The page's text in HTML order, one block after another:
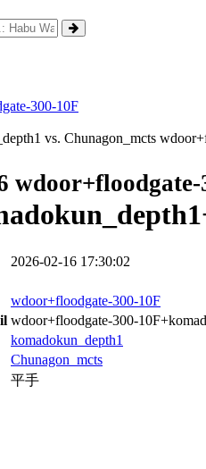
300-10F
vs. Chunagon_mcts
wdoor+floodgate-
2026-02-16 17:30:02
wdoor+floodgate-300-10F
wdoor+floodgate-300-
komadokun_depth1
Chunagon_mcts
平手